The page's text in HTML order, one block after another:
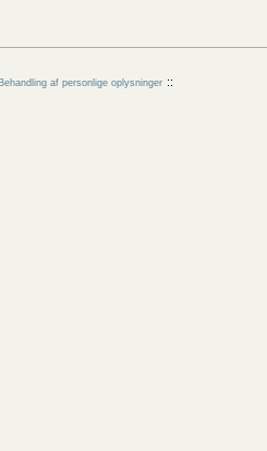
Behandling af personlige oplysninger